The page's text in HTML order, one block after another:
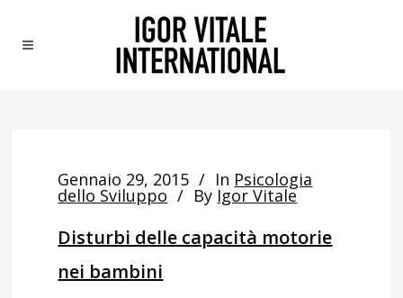
Gennaio 29, 2015 In Psicologia
dello Sviluppo By Igor Vitale
Disturbi delle capacità motorie
nei bambini